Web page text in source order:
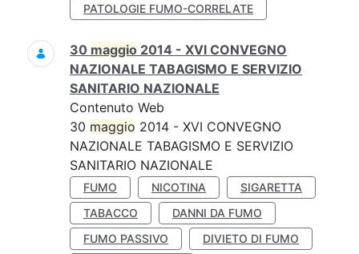
PATOLOGIE FUMO-CORRELATE
30 maggio 2014 - XVI CONVEGNO
NAZIONALE TABAGISMO E SERVIZIO
SANITARIO NAZIONALE
Contenuto Web
30 maggio 2014 - XVI CONVEGNO
NAZIONALE TABAGISMO E SERVIZIO
SANITARIO NAZIONALE
FUMO NICOTINA
SIGARETTA
TABACCO
DANNI DA FUMO
FUMO PASSIVO
DIVIETO DI FUMO